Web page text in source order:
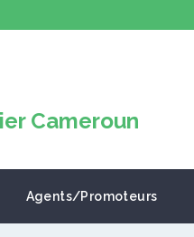
Agents/Promoteurs